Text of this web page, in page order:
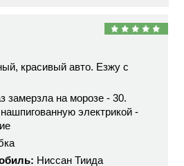
красивый авто. Езжу с
замерзла на морозе - 30.
электрикой -
Ниссан Тиида